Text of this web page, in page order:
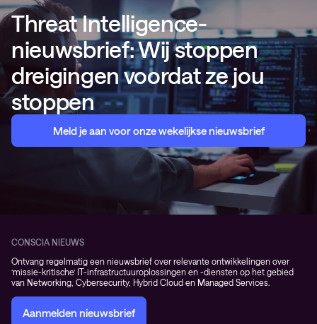
Threat Intelligence-
nieuwsbrief: Wij stoppen
dreigingen voordat ze jou
stoppen
Meld je aan voor onze wekelijkse nieuwsbrief
CONSCIA NIEUWS
Ontvang regelmatig een nieuwsbrief over relevante ontwikkelingen over
‘missie-kritische’ IT-infrastructuuroplossingen en -diensten op het gebied
van Networking, Cybersecurity, Hybrid Cloud en Managed Services.
Aanmelden nieuwsbrief